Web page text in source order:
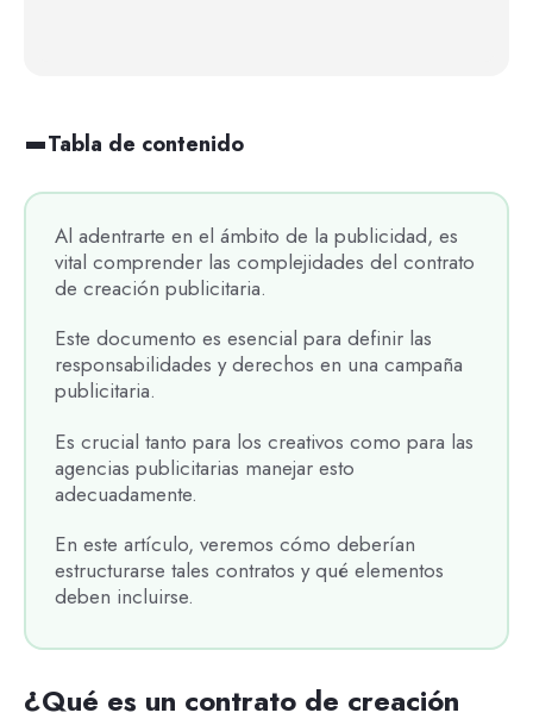
Al adentrarte en el ámbito de la publicidad, es
vital comprender las complejidades del contrato
de creación publicitaria.
Este documento es esencial para definir las
responsabilidades y derechos en una campaña
publicitaria.
Es crucial tanto para los creativos como para las
agencias publicitarias manejar esto
adecuadamente.
En este artículo, veremos cómo deberían
estructurarse tales contratos y qué elementos
deben incluirse.
Tabla de contenido
¿Qué es un contrato de creación